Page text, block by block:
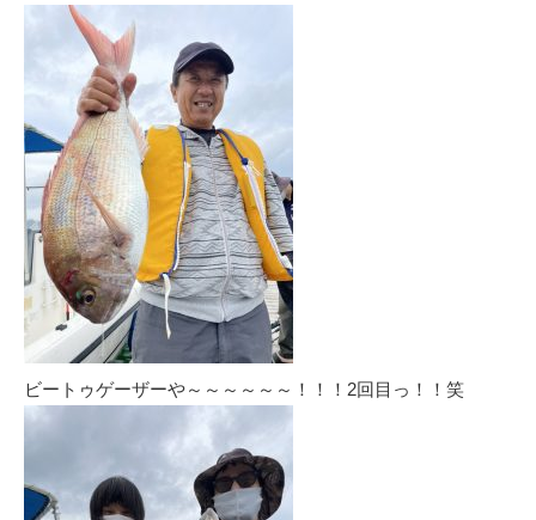
ビートゥゲーザーや～～～～～～！！！2回目っ！！笑